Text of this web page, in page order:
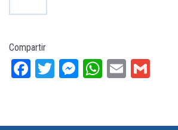
Compartir
Facebook
TwitterMessenger
WhatsApp
Email